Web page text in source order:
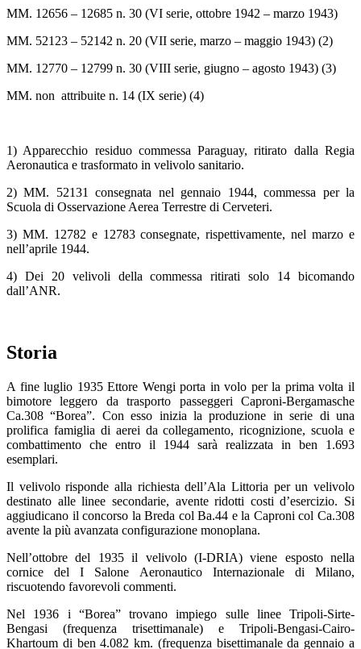
MM. 12656 – 12685 n. 30 (VI serie, ottobre 1942 – marzo 1943)
MM. 52123 – 52142 n. 20 (VII serie, marzo – maggio 1943) (2)
MM. 12770 – 12799 n. 30 (VIII serie, giugno – agosto 1943) (3)
MM. non attribuite n. 14 (IX serie) (4)
1) Apparecchio residuo commessa Paraguay, ritirato dalla Regia
Aeronautica e trasformato in velivolo sanitario.
2) MM. 52131 consegnata nel gennaio 1944, commessa per la
Scuola di Osservazione Aerea Terrestre di Cerveteri.
3) MM. 12782 e 12783 consegnate, rispettivamente, nel marzo e
nell’aprile 1944.
4) Dei 20 velivoli della commessa ritirati solo 14 bicomando
dall’ANR.
Storia
A fine luglio 1935 Ettore Wengi porta in volo per la prima volta il
bimotore leggero da trasporto passeggeri Caproni-Bergamasche
Ca.308 “Borea”. Con esso inizia la produzione in serie di una
prolifica famiglia di aerei da collegamento, ricognizione, scuola e
combattimento che entro il 1944 sarà realizzata in ben 1.693
esemplari.
Il velivolo risponde alla richiesta dell’Ala Littoria per un velivolo
destinato alle linee secondarie, avente ridotti costi d’esercizio. Si
aggiudicano il concorso la Breda col Ba.44 e la Caproni col Ca.308
avente la più avanzata configurazione monoplana.
Nell’ottobre del 1935 il velivolo (I-DRIA) viene esposto nella
cornice del I Salone Aeronautico Internazionale di Milano,
riscuotendo favorevoli commenti.
Nel 1936 i “Borea” trovano impiego sulle linee Tripoli-Sirte-
Bengasi (frequenza trisettimanale) e Tripoli-Bengasi-Cairo-
Khartoum di ben 4.082 km. (frequenza bisettimanale da gennaio a